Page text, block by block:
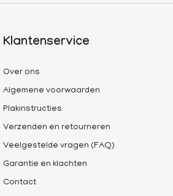
Klantenservice
Over ons
Algemene voorwaarden
Plakinstructies
Verzenden en retourneren
Veelgestelde vragen (FAQ)
Garantie en klachten
Contact